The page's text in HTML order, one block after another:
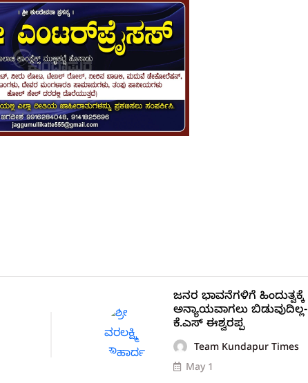
ಜನರ ಭಾವನೆಗಳಿಗೆ ಹಿಂದುತ್ವಕ್ಕೆ
ಅನ್ಯಾಯವಾಗಲು ಬಿಡುವುದಿಲ್ಲ-
ಕೆ.ಎಸ್ ಈಶ್ವರಪ್ಪ
Team Kundapur Times
May 1